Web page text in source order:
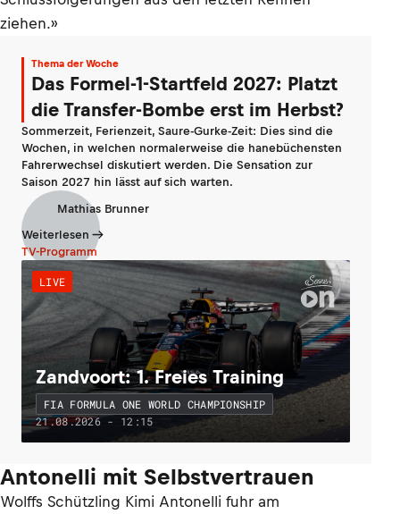
ziehen.»
Thema der Woche
Das Formel-1-Startfeld 2027: Platzt
die Transfer-Bombe erst im Herbst?
Sommerzeit, Ferienzeit, Saure-Gurke-Zeit: Dies sind die
Wochen, in welchen normalerweise die hanebüchensten
Fahrerwechsel diskutiert werden. Die Sensation zur
Saison 2027 hin lässt auf sich warten.
Mathias Brunner
Weiterlesen
TV-Programm
LIVE
Zandvoort: 1. Freies Training
FIA FORMULA ONE WORLD CHAMPIONSHIP
21.08.2026 - 12:15
Antonelli mit Selbstvertrauen
Wolffs Schützling Kimi Antonelli fuhr am